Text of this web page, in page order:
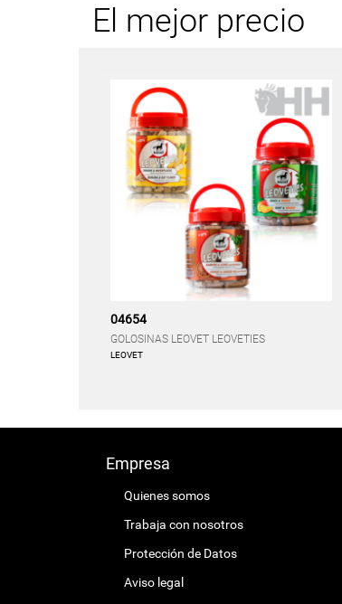
El mejor precio
04654
GOLOSINAS LEOVET LEOVETIES
LEOVET
Empresa
Quienes somos
Trabaja con nosotros
Protección de Datos
Aviso legal